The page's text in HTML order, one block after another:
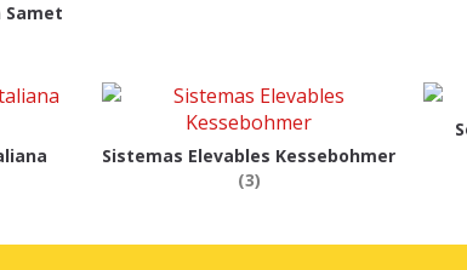
Samet
Sistemas Elevables Kessebohmer
(3)